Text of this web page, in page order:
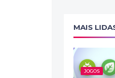
MAIS
JOGOS